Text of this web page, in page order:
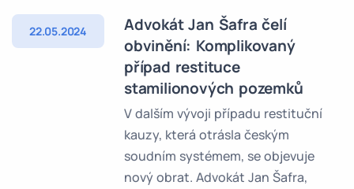
22.05.2024
Advokát Jan Šafra čelí
obvinění: Komplikovaný
případ restituce
stamilionových pozemků
V dalším vývoji případu restituční
kauzy, která otrásla českým
soudním systémem, se objevuje
nový obrat. Advokát Jan Šafra,